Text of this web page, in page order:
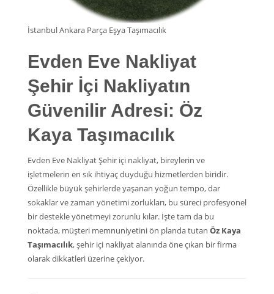
İstanbul Ankara Parça Eşya Taşımacılık
Evden Eve Nakliyat
Şehir İçi Nakliyatın
Güvenilir Adresi: Öz
Kaya Taşımacılık
Evden Eve Nakliyat Şehir içi nakliyat, bireylerin ve
işletmelerin en sık ihtiyaç duyduğu hizmetlerden biridir.
Özellikle büyük şehirlerde yaşanan yoğun tempo, dar
sokaklar ve zaman yönetimi zorlukları, bu süreci profesyonel
bir destekle yönetmeyi zorunlu kılar. İşte tam da bu
noktada, müşteri memnuniyetini ön planda tutan Öz Kaya
Taşımacılık, şehir içi nakliyat alanında öne çıkan bir firma
olarak dikkatleri üzerine çekiyor.